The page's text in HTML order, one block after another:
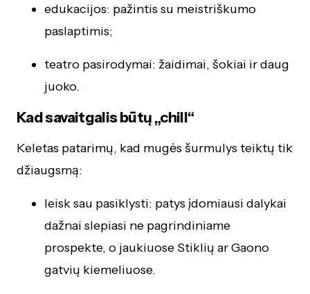
edukacijos: pažintis su meistriškumo
paslaptimis;
teatro pasirodymai: žaidimai, šokiai ir daug
juoko.
Kad savaitgalis būtų „chill“
Keletas patarimų, kad mugės šurmulys teiktų tik
džiaugsmą:
leisk sau pasiklysti: patys įdomiausi dalykai
dažnai slepiasi ne pagrindiniame
prospekte, o jaukiuose Stiklių ar Gaono
gatvių kiemeliuose.